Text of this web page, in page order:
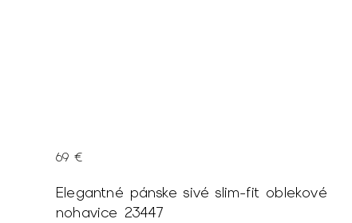
Elegantné pánske sivé slim-fit oblekové
nohavice 23447
69 €